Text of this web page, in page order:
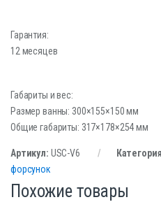
Гарантия:
12 месяцев
Габариты и вес:
Размер ванны: 300×155×150 мм
Общие габариты: 317×178×254 мм
Артикул: USC-V6
форсунок
Похожие товары